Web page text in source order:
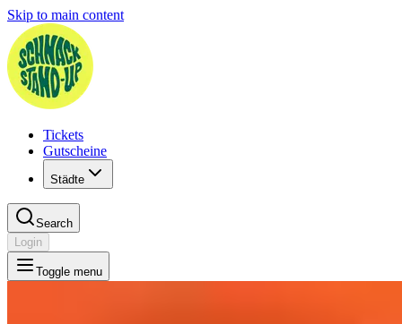
Skip to main content
Tickets
Gutscheine
Städte
Search
Login
Toggle menu